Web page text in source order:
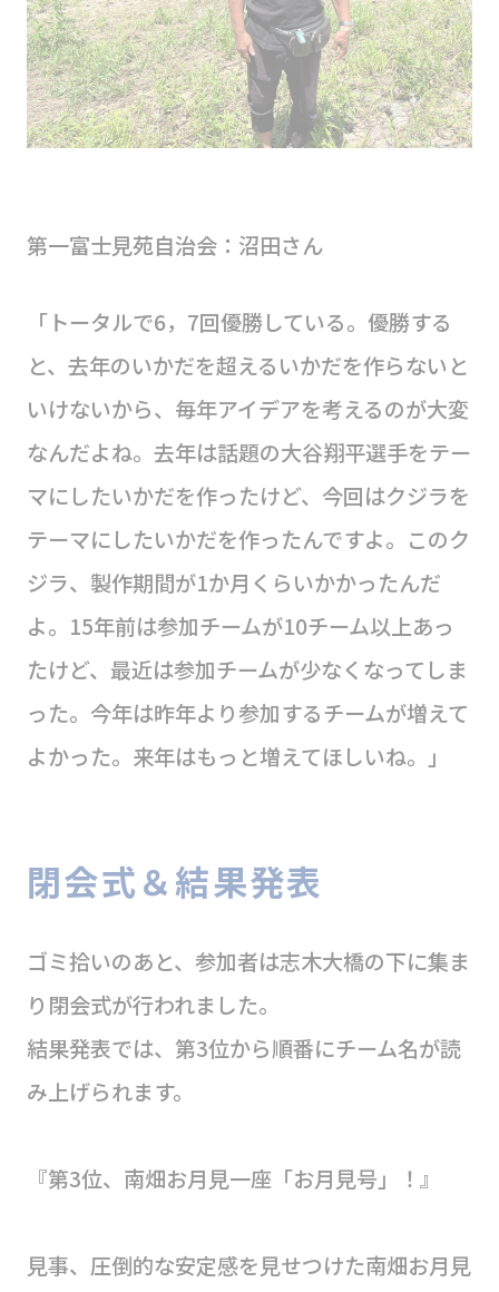
第一富士見苑自治会：沼田さん
「トータルで6，7回優勝している。優勝する
と、去年のいかだを超えるいかだを作らないと
いけないから、毎年アイデアを考えるのが大変
なんだよね。去年は話題の大谷翔平選手をテー
マにしたいかだを作ったけど、今回はクジラを
テーマにしたいかだを作ったんですよ。このク
ジラ、製作期間が1か月くらいかかったんだ
よ。15年前は参加チームが10チーム以上あっ
たけど、最近は参加チームが少なくなってしま
った。今年は昨年より参加するチームが増えて
よかった。来年はもっと増えてほしいね。」
閉会式＆結果発表
ゴミ拾いのあと、参加者は志木大橋の下に集ま
り閉会式が行われました。
結果発表では、第3位から順番にチーム名が読
み上げられます。
『第3位、南畑お月見一座「お月見号」！』
見事、圧倒的な安定感を見せつけた南畑お月見